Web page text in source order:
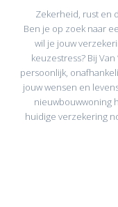
Zekerheid, rust en
Ben je op zoek naar
wil je jouw
keuzestress? Bij
persoonlijk,
jouw wensen en
nieuwbouwwoning
huidige verzekering